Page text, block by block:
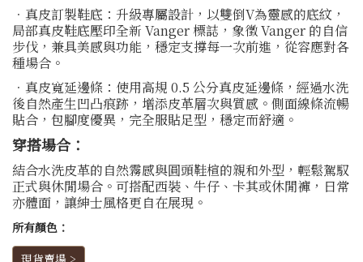
．真皮訂製鞋底：升級專屬設計，以雙倒V為靈感的底紋，
局部真皮鞋底壓印全新 Vanger 標誌，象徵 Vanger 的自信
步伐，兼具美感與功能，穩定支撐每一次前進，從容應對各
種場合。
．真皮寬延邊條：使用高規 0.5 公分真皮延邊條，經過水洗
後自然產生凹凸痕跡，增添皮革層次與質感。側面線條流暢
貼合，包腳度優異，完全服貼足型，穩定而舒適。
穿搭場合：
結合水洗皮革的自然霧感與圓頭鞋楦的親和外型，輕鬆駕馭
正式與休閒場合。可搭配西裝、牛仔、卡其或休閒褲，日常
亦體面，讓紳士風格更自在展現。
所有顏色：
現貨賣場 >